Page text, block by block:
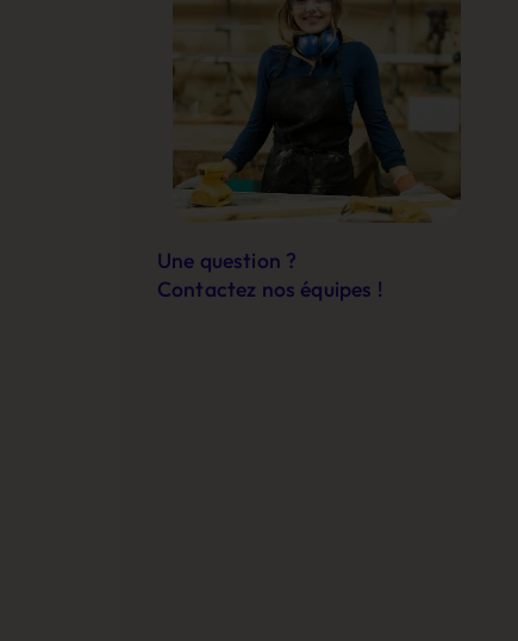
Une question ?
Contactez nos équipes !